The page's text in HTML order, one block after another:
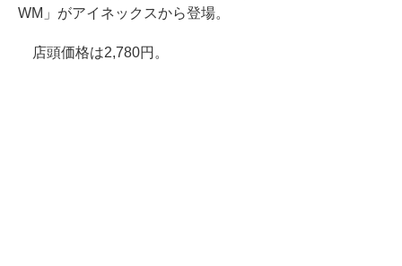
WM」がアイネックスから登場。
店頭価格は2,780円。